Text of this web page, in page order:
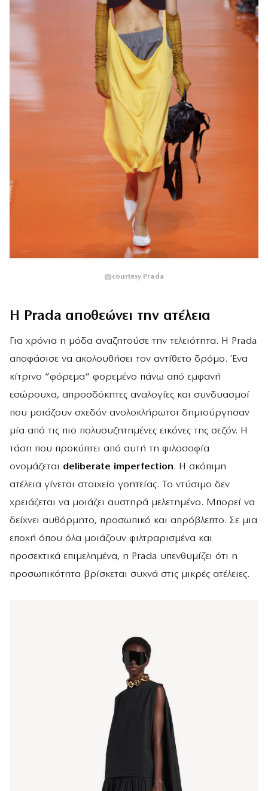
courtesy Prada
Η Prada αποθεώνει την ατέλεια
Για χρόνια η μόδα αναζητούσε την τελειότητα. Η Prada
αποφάσισε να ακολουθήσει τον αντίθετο δρόμο. Ένα
κίτρινο “φόρεμα” φορεμένο πάνω από εμφανή
εσώρουχα, απροσδόκητες αναλογίες και συνδυασμοί
που μοιάζουν σχεδόν ανολοκλήρωτοι δημιούργησαν
μία από τις πιο πολυσυζητημένες εικόνες της σεζόν. Η
τάση που προκύπτει από αυτή τη φιλοσοφία
ονομάζεται deliberate imperfection. Η σκόπιμη
ατέλεια γίνεται στοιχείο γοητείας. Το ντύσιμο δεν
χρειάζεται να μοιάζει αυστηρά μελετημένο. Μπορεί να
δείχνει αυθόρμητο, προσωπικό και απρόβλεπτο. Σε μια
εποχή όπου όλα μοιάζουν φιλτραρισμένα και
προσεκτικά επιμελημένα, η Prada υπενθυμίζει ότι η
προσωπικότητα βρίσκεται συχνά στις μικρές ατέλειες.